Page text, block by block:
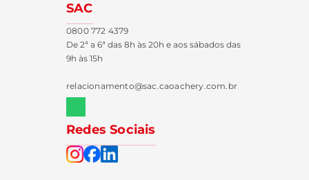
SAC
0800 772 4379
De 2ª a 6ª das 8h às 20h e aos sábados das
9h às 15h
relacionamento@sac.caoachery.com.br
Redes Sociais